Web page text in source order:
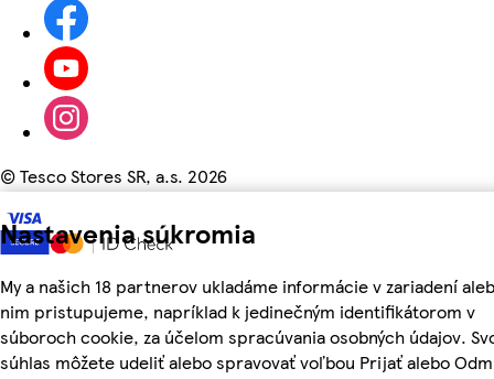
Nastavenia súkromia
My a našich 18 partnerov ukladáme informácie v zariadení
nim pristupujeme, napríklad k jedinečným identifikátorom v
súboroch cookie, za účelom spracúvania osobných údajov.
súhlas môžete udeliť alebo spravovať voľbou Prijať alebo
©Tesco Stores SR, a.s. 2026